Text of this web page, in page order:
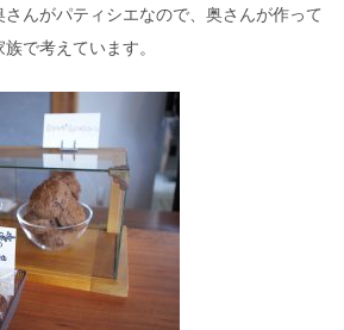
んがパティシエなので、奥さんが作って
で考えています。